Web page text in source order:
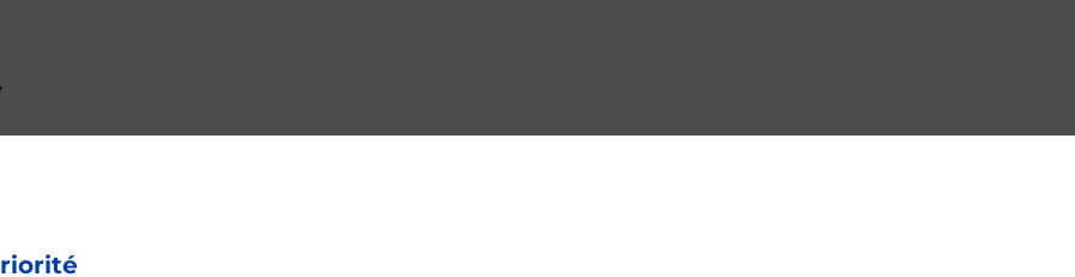
l’extérieur de votre domicile ? Découvrez les offres téléalarme dans votre bureau de Poste à BARBAZAN.